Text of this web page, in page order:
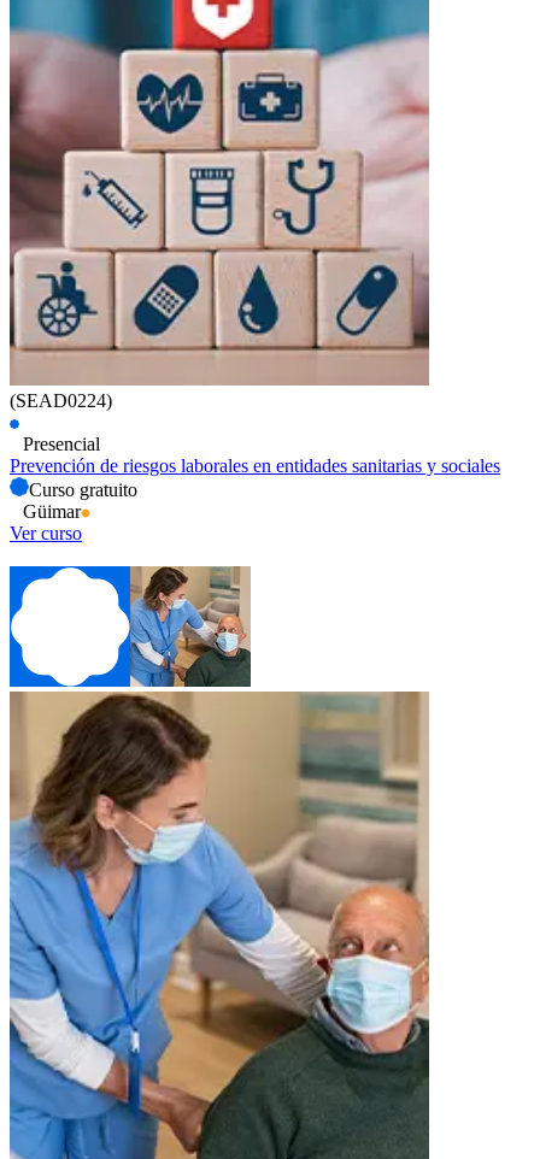
(SEAD0224)
Presencial
Prevención de riesgos laborales en entidades sanitarias y sociales
Curso gratuito
Güimar
Ver curso